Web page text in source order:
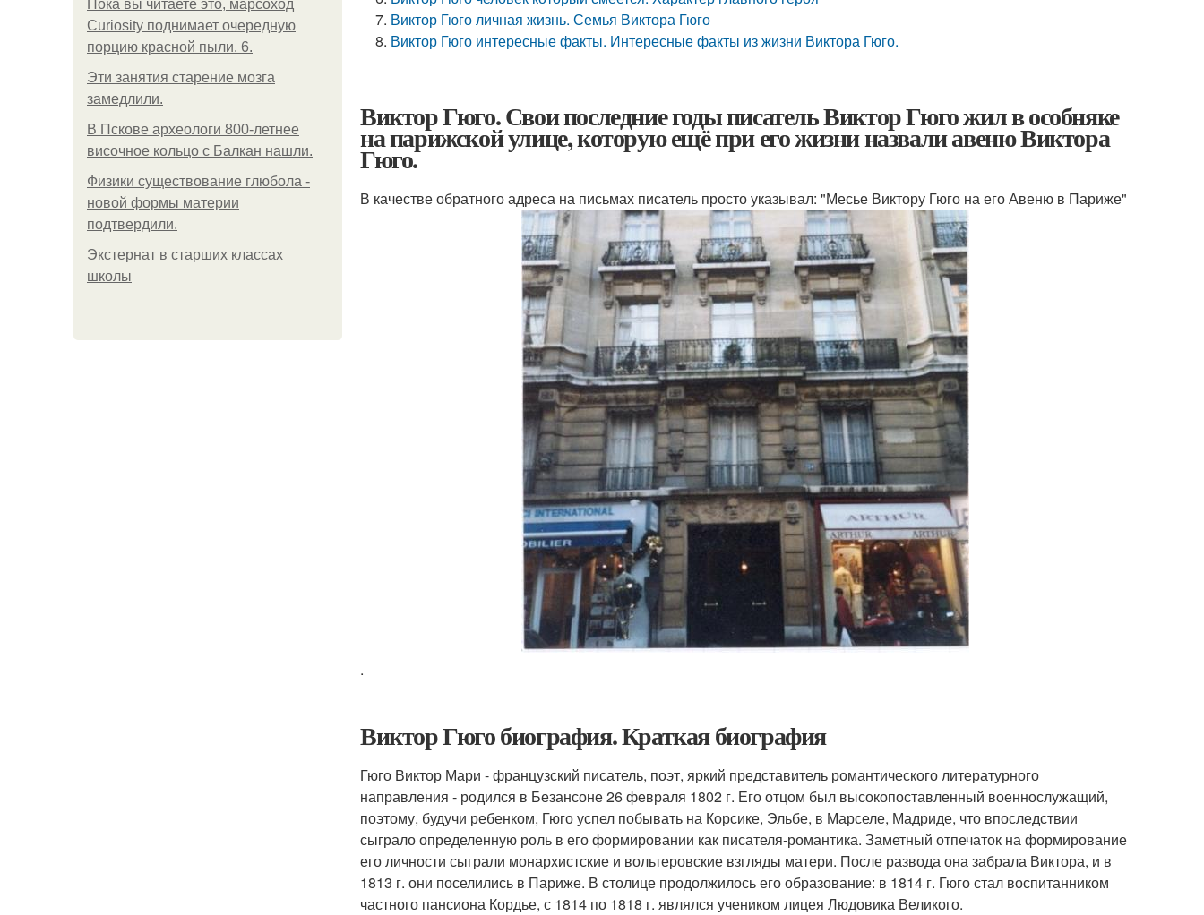
Пока вы читаете это, марсоход
Curiosity поднимает очередную
порцию красной пыли. 6.
Эти занятия старение мозга
замедлили.
В Пскове археологи 800-летнее
височное кольцо с Балкан нашли.
Физики существование глюбола -
новой формы материи
подтвердили.
Экстернат в старших классах
школы
Виктор Гюго личная жизнь. Семья Виктора Гюго
Виктор Гюго интересные факты. Интересные факты из жизни Виктора Гюго.
Виктор Гюго. Свои последние годы писатель Виктор Гюго жил в особняке
на парижской улице, которую ещё при его жизни назвали авеню Виктора
Гюго.
В качестве обратного адреса на письмах писатель просто указывал: "Месье Виктору Гюго на его Авеню в Париже"
.
Виктор Гюго биография. Краткая биография
Гюго Виктор Мари - французский писатель, поэт, яркий представитель романтического литературного
направления - родился в Безансоне 26 февраля 1802 г. Его отцом был высокопоставленный военнослужащий,
поэтому, будучи ребенком, Гюго успел побывать на Корсике, Эльбе, в Марселе, Мадриде, что впоследствии
сыграло определенную роль в его формировании как писателя-романтика. Заметный отпечаток на формирование
его личности сыграли монархистские и вольтеровские взгляды матери. После развода она забрала Виктора, и в
1813 г. они поселились в Париже. В столице продолжилось его образование: в 1814 г. Гюго стал воспитанником
частного пансиона Кордье, с 1814 по 1818 г. являлся учеником лицея Людовика Великого.